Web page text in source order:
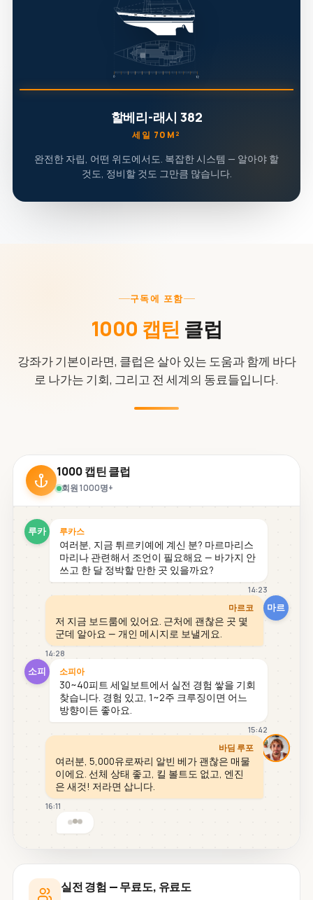
할베리-래시 382
세일 70M²
완전한 자립, 어떤 위도에서도. 복잡한 시스템 — 알아야 할
것도, 정비할 것도 그만큼 많습니다.
구독에 포함
1000 캡틴 클럽
강좌가 기본이라면, 클럽은 살아 있는 도움과 함께 바다
로 나가는 기회, 그리고 전 세계의 동료들입니다.
1000 캡틴 클럽
회원 1000명+
루카 루카스
여러분, 지금 튀르키예에 계신 분? 마르마리스
마리나 관련해서 조언이 필요해요 — 바가지 안
쓰고 한 달 정박할 만한 곳 있을까요?
14:23
마르
마르코
저 지금 보드룸에 있어요. 근처에 괜찮은 곳 몇
군데 알아요 — 개인 메시지로 보낼게요.
14:28
소피 소피아
30~40피트 세일보트에서 실전 경험 쌓을 기회
찾습니다. 경험 있고, 1~2주 크루징이면 어느
방향이든 좋아요.
15:42
바딤 루포
여러분, 5,000유로짜리 알빈 베가 괜찮은 매물
이에요. 선체 상태 좋고, 킬 볼트도 없고, 엔진
은 새것! 저라면 삽니다.
16:11
실전 경험 — 무료도, 유료도